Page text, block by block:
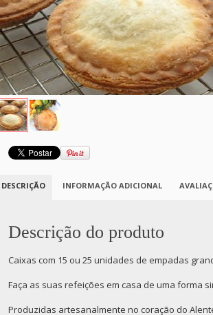
DESCRIÇÃO INFORMAÇÃO ADICIONAL
Descrição do produto
Caixas com 15 ou 25 unidades de empadas
Faça as suas refeições em casa de uma forma
Produzidas artesanalmente no coração do